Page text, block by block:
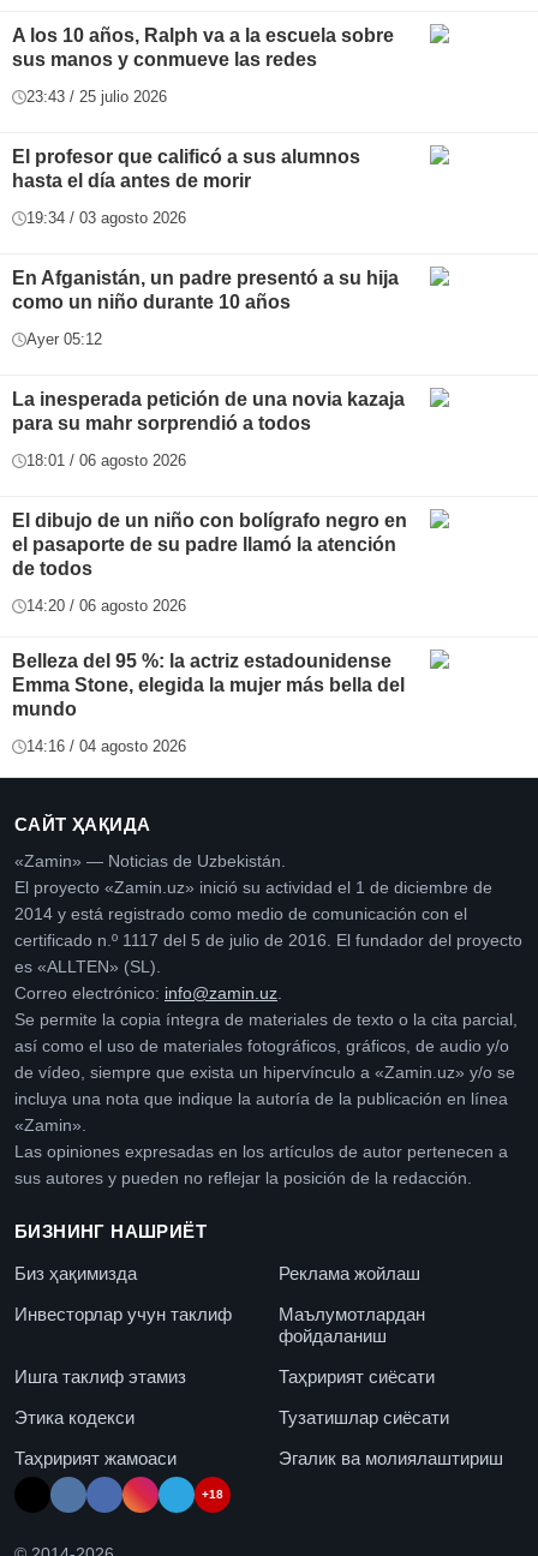
A los 10 años, Ralph va a la escuela sobre
sus manos y conmueve las redes
23:43 / 25 julio 2026
El profesor que calificó a sus alumnos
hasta el día antes de morir
19:34 / 03 agosto 2026
En Afganistán, un padre presentó a su hija
como un niño durante 10 años
Ayer 05:12
La inesperada petición de una novia kazaja
para su mahr sorprendió a todos
18:01 / 06 agosto 2026
El dibujo de un niño con bolígrafo negro en
el pasaporte de su padre llamó la atención
de todos
14:20 / 06 agosto 2026
Belleza del 95 %: la actriz estadounidense
Emma Stone, elegida la mujer más bella del
mundo
14:16 / 04 agosto 2026
САЙТ ҲАҚИДА
«Zamin» — Noticias de Uzbekistán.
El proyecto «Zamin.uz» inició su actividad el 1 de diciembre de
2014 y está registrado como medio de comunicación con el
certificado n.º 1117 del 5 de julio de 2016. El fundador del proyecto
es «ALLTEN» (SL).
Correo electrónico: info@zamin.uz.
Se permite la copia íntegra de materiales de texto o la cita parcial,
así como el uso de materiales fotográficos, gráficos, de audio y/o
de vídeo, siempre que exista un hipervínculo a «Zamin.uz» y/o se
incluya una nota que indique la autoría de la publicación en línea
«Zamin».
Las opiniones expresadas en los artículos de autor pertenecen a
sus autores y pueden no reflejar la posición de la redacción.
БИЗНИНГ НАШРИЁТ
Биз ҳақимизда
Реклама жойлаш
Инвесторлар учун таклиф
Маълумотлардан
фойдаланиш
Ишга таклиф этамиз
Таҳририят сиёсати
Этика кодекси
Тузатишлар сиёсати
Таҳририят жамоаси
Эгалик ва молиялаштириш
+18